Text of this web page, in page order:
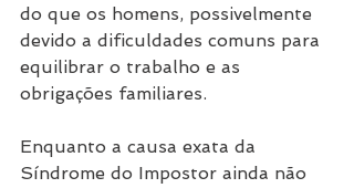
do que os homens, possivelmente
devido a dificuldades comuns para
equilibrar o trabalho e as
obrigações familiares.
Enquanto a causa exata da
Síndrome do Impostor ainda não